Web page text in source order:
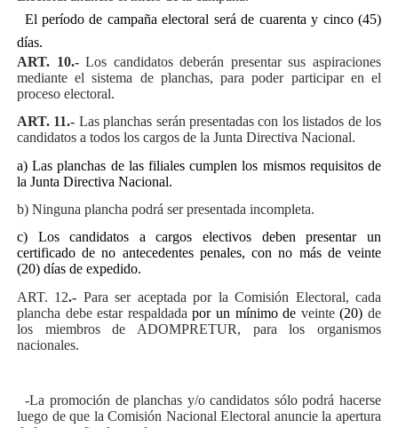
El período de campaña electoral será de cuarenta y cinco (45)
días.
ART. 10.-Los candidatos deberán presentar sus aspiraciones
mediante el sistema de planchas, para poder participar en el
proceso electoral.
ART. 11.- Las planchas serán presentadas con los listados de los
candidatos a todos los cargos de la Junta Directiva Nacional.
a) Las planchas de las filiales cumplen los mismos requisitos de
la Junta Directiva Nacional.
b) Ninguna plancha podrá ser presentada incompleta.
c) Los candidatos a cargos electivos deben presentar un
certificado de no antecedentes penales, con no más de veinte
(20) días de expedido.
ART. 12.- Para ser aceptada por la Comisión Electoral, cada
plancha debe estar respaldadapor un mínimo de veinte(20)de
los miembros de ADOMPRETUR, para los organismos
nacionales.
-La promoción de planchas y/o candidatos sólo podrá hacerse
luego de que la Comisión Nacional Electoral anuncie la apertura